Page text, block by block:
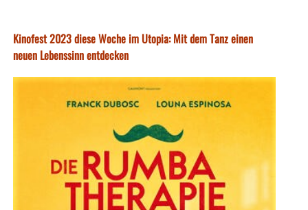
Kinofest 2023 diese Woche im Utopia: Mit dem Tanz einen
neuen Lebenssinn entdecken